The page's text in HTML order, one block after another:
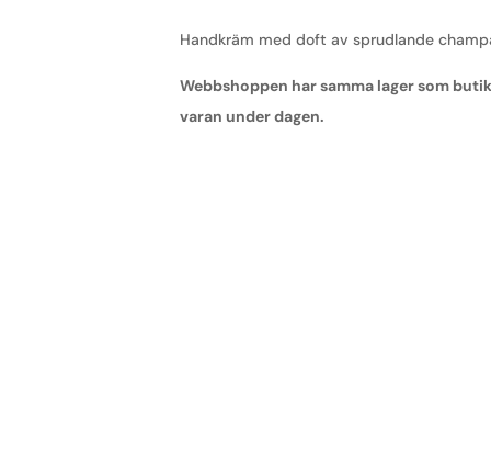
Handkräm med doft av sprudlande
Webbshoppen har samma lager som
varan under dagen.